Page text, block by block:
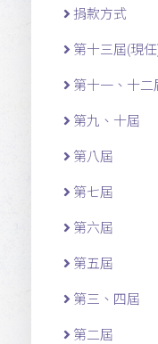
捐款方式
第十三屆(現
第十一 、十二
第九、十屆
第八屆
第七屆
第六屆
第五屆
第三、四屆
第二屆